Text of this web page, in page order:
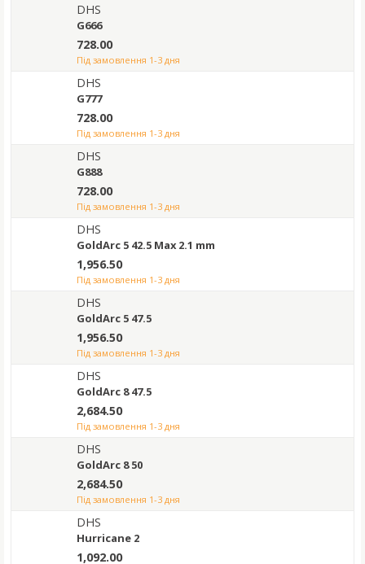
DHS
G666
728.00
під замовлення 1-3 дня
DHS
G777
728.00
під замовлення 1-3 дня
DHS
G888
728.00
під замовлення 1-3 дня
DHS
GoldArc 5 42.5 Max 2.1 mm
1,956.50
під замовлення 1-3 дня
DHS
GoldArc 5 47.5
1,956.50
під замовлення 1-3 дня
DHS
GoldArc 8 47.5
2,684.50
під замовлення 1-3 дня
DHS
GoldArc 8 50
2,684.50
під замовлення 1-3 дня
DHS
Hurricane 2
1,092.00